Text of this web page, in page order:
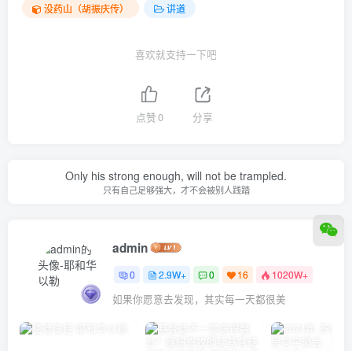
没药山（胡振庆传） 讲道
喜欢就支持一下吧
点赞0 分享
Only his strong enough, will not be trampled.
只有自己足够强大，才不会被别人践踏
admin
0 2.9W+ 0 16 1020W+
如果你愿意去发现，其实每一天都很美